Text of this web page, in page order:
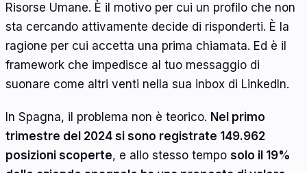
Risorse Umane. È il motivo per cui un profilo che non
sta cercando attivamente decide di risponderti. È la
ragione per cui accetta una prima chiamata. Ed è il
framework che impedisce al tuo messaggio di
suonare come altri venti nella sua inbox di LinkedIn.
In Spagna, il problema non è teorico. Nel primo
trimestre del 2024 si sono registrate 149.962
posizioni scoperte, e allo stesso tempo solo il 19%